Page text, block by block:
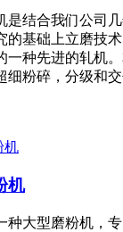
是结合我们公司
的基础上立磨技
一种先进的轧机
细粉碎，分级和
机
种大型磨粉机，